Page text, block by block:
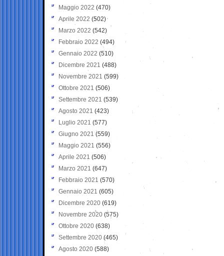
Maggio 2022 (470)
Aprile 2022 (502)
Marzo 2022 (542)
Febbraio 2022 (494)
Gennaio 2022 (510)
Dicembre 2021 (488)
Novembre 2021 (599)
Ottobre 2021 (506)
Settembre 2021 (539)
Agosto 2021 (423)
Luglio 2021 (577)
Giugno 2021(559)
Maggio 2021 (556)
Aprile 2021 (506)
Marzo 2021 (647)
Febbraio 2021 (570)
Gennaio 2021 (605)
Dicembre 2020 (619)
Novembre 2020 (575)
Ottobre 2020 (638)
Settembre 2020(465)
Agosto 2020 (588)